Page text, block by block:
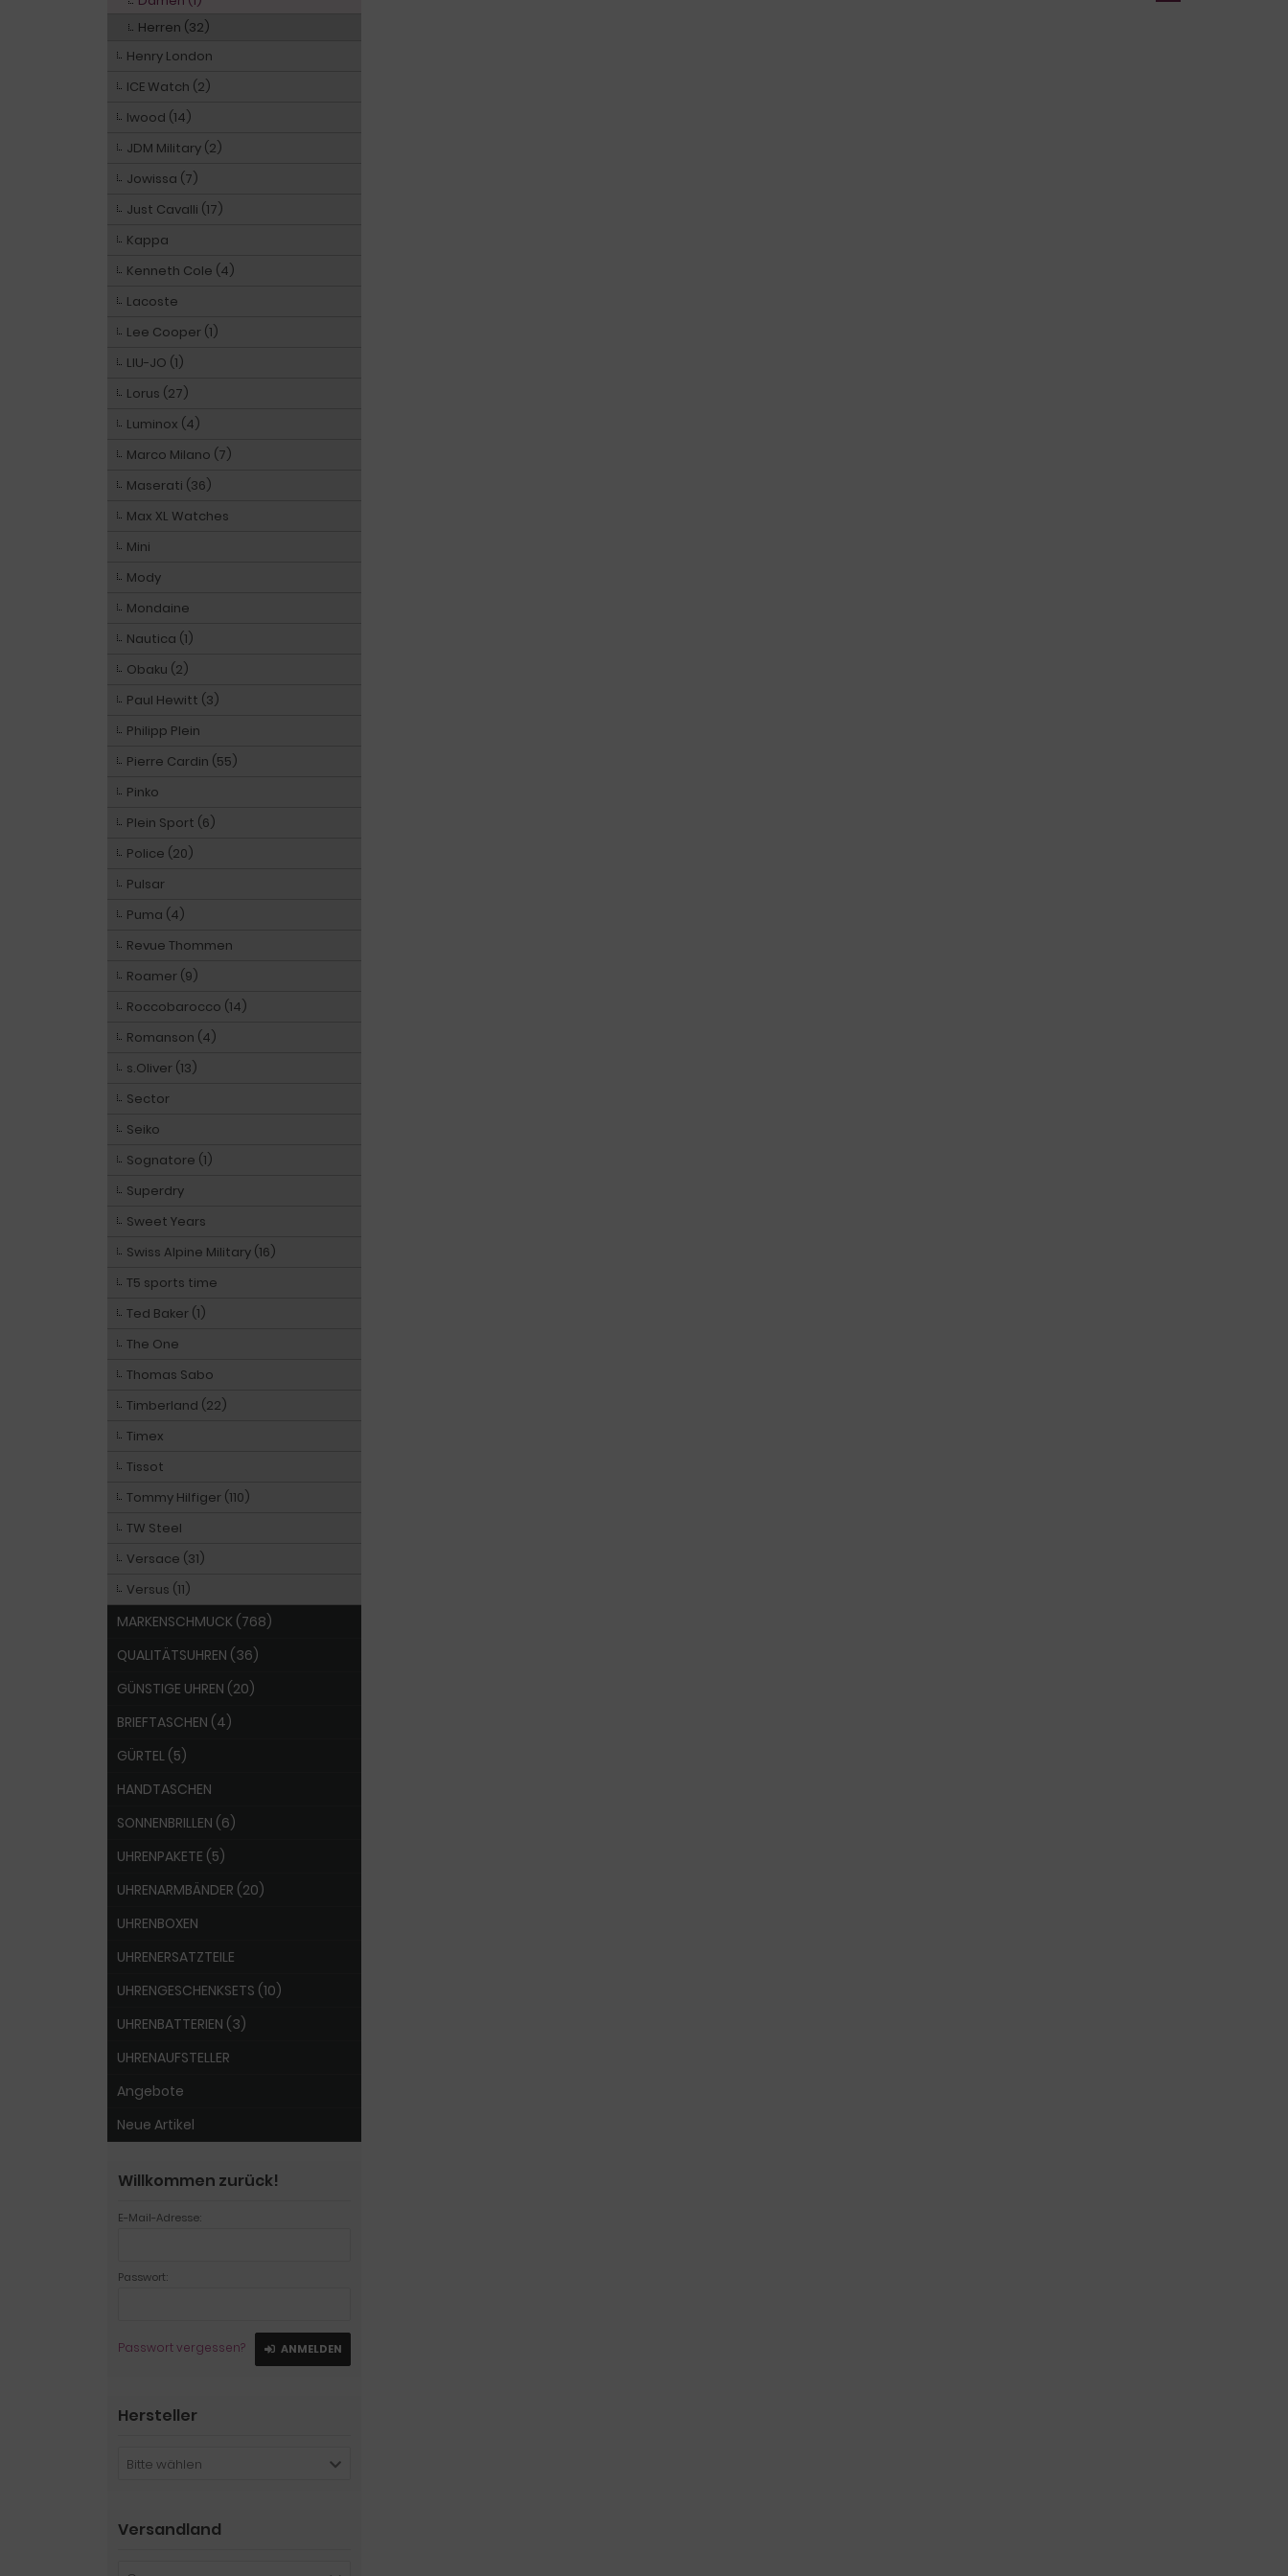
Herren (32)
Henry London
ICE Watch (2)
Iwood (14)
JDM Military (2)
Jowissa (7)
Just Cavalli (17)
Kappa
Kenneth Cole (4)
Lacoste
Lee Cooper (1)
LIU-JO (1)
Lorus (27)
Luminox (4)
Marco Milano (7)
Maserati (36)
Max XL Watches
Mini
Mody
Mondaine
Nautica (1)
Obaku (2)
Paul Hewitt (3)
Philipp Plein
Pierre Cardin (55)
Pinko
Plein Sport (6)
Police (20)
Pulsar
Puma (4)
Revue Thommen
Roamer (9)
Roccobarocco (14)
Romanson (4)
s.Oliver (13)
Sector
Seiko
Sognatore (1)
Superdry
Sweet Years
Swiss Alpine Military (16)
T5 sports time
Ted Baker (1)
The One
Thomas Sabo
Timberland (22)
Timex
Tissot
Tommy Hilfiger (110)
TW Steel
Versace (31)
Versus (11)
MARKENSCHMUCK (768)
QUALITÄTSUHREN (36)
GÜNSTIGE UHREN (20)
BRIEFTASCHEN (4)
GÜRTEL (5)
HANDTASCHEN
SONNENBRILLEN (6)
UHRENPAKETE (5)
UHRENARMBÄNDER (20)
UHRENBOXEN
UHRENERSATZTEILE
UHRENGESCHENKSETS (10)
UHRENBATTERIEN (3)
UHRENAUFSTELLER
Angebote
Neue Artikel
Willkommen zurück!
E-Mail-Adresse:
Passwort:
Passwort vergessen? ANMELDEN
Hersteller
Bitte wählen
Versandland